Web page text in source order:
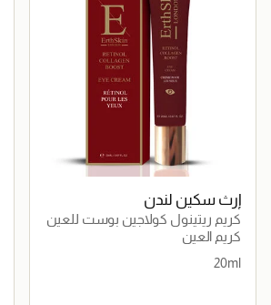
إرث سكين لندن
كريم ريتينول كولاجين بوست للعين
كريم العين
20ml